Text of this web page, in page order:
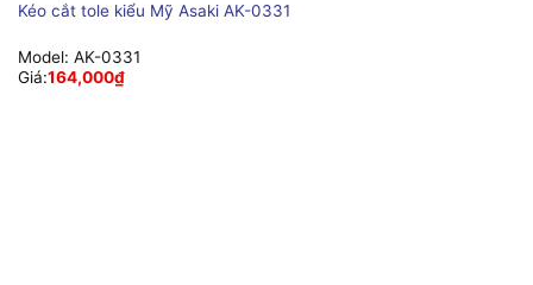
Kéo cắt tole kiểu Mỹ Asaki AK-0331
Model: AK-0331
Giá:164,000₫